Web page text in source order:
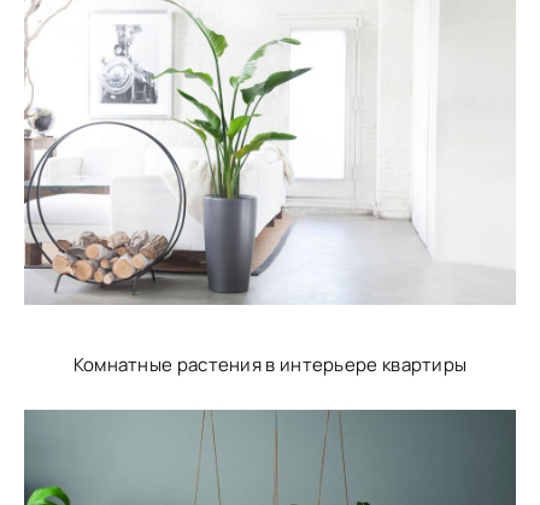
Комнатные растения в интерьере квартиры